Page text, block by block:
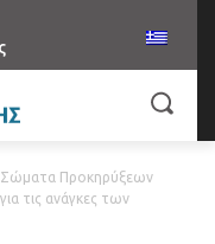
Σώματα Προκηρύξεων
τις ανάγκες των